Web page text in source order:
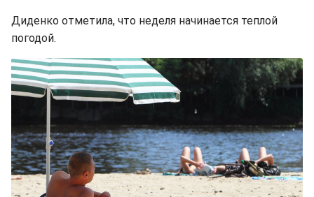
Диденко отметила, что неделя начинается теплой
погодой.